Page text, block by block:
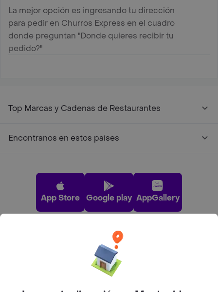
La mejor opción es ingresando tu dirección
para pedir en Churros Express en el cuadro
donde preguntan "Donde quieres recibir tu
pedido?"
Top Marcas y Cadenas de Restaurantes
Encontranos en estos países
App Store Google play AppGallery
Pide tu comida favorita cerca de ti